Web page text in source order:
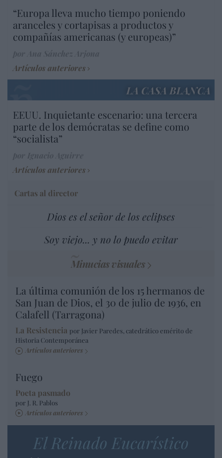
“Europa lleva mucho tiempo poniendo
aranceles y cortapisas a productos y
compañías americanas (y europeas)”
Artículos anteriores
LA CASA BLANCA
EEUU. Inquietante escenario: una tercera
parte de los demócratas se define como
“socialista”
Artículos anteriores
Cartas al director
Dios es el señor de los eclipses
Soy viejo... y no lo puedo evitar
Minucias visuales
La última comunión de los 15 hermanos de
San Juan de Dios, el 30 de julio de 1936, en
Calafell (Tarragona)
La Resistencia por Javier Paredes, catedrático emérito de
Historia Contemporánea
Artículos anteriores
Fuego
Poeta pasmado
por J. R. Pablos
Artículos anteriores
El Reinado Eucarístico